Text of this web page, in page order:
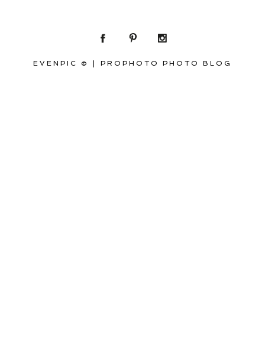
EVENPIC © PROPHOTO PHOTO BLOG